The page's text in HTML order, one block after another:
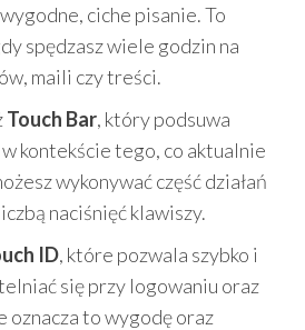
ciche pisanie. To
spędzasz wiele godzin na
maili czy treści.
Touch Bar, który podsuwa
kontekście tego, co aktualnie
wykonywać część działań
naciśnięć klawiszy.
ID, które pozwala szybko i
się przy logowaniu oraz
oznacza to wygodę oraz